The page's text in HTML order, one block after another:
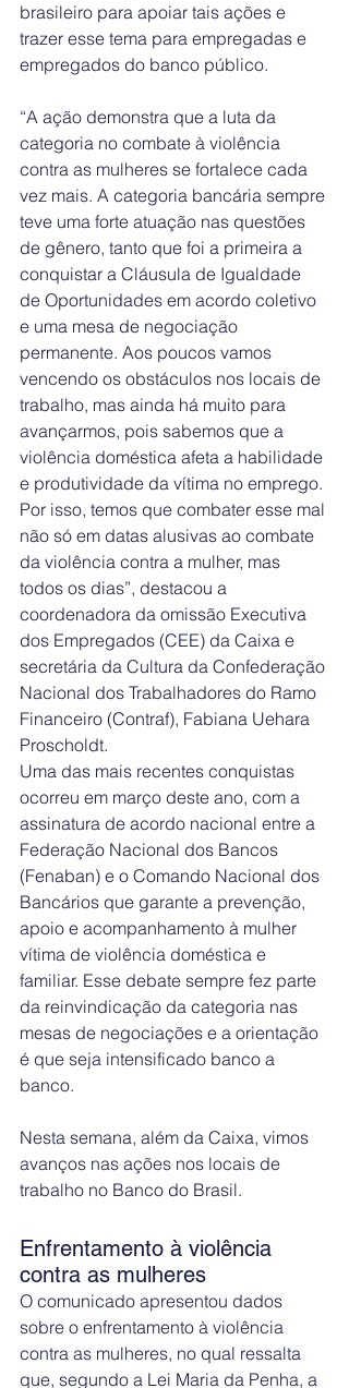
brasileiro para apoiar tais ações e
trazer esse tema para empregadas e
empregados do banco público.
“A ação demonstra que a luta da
categoria no combate à violência
contra as mulheres se fortalece cada
vez mais. A categoria bancária sempre
teve uma forte atuação nas questões
de gênero, tanto que foi a primeira a
conquistar a Cláusula de Igualdade
de Oportunidades em acordo coletivo
e uma mesa de negociação
permanente. Aos poucos vamos
vencendo os obstáculos nos locais de
trabalho, mas ainda há muito para
avançarmos, pois sabemos que a
violência doméstica afeta a habilidade
e produtividade da vítima no emprego.
Por isso, temos que combater esse mal
não só em datas alusivas ao combate
da violência contra a mulher, mas
todos os dias”, destacou a
coordenadora da omissão Executiva
dos Empregados (CEE) da Caixa e
secretária da Cultura da Confederação
Nacional dos Trabalhadores do Ramo
Financeiro (Contraf), Fabiana Uehara
Proscholdt.
Uma das mais recentes conquistas
ocorreu em março deste ano, com a
assinatura de acordo nacional entre a
Federação Nacional dos Bancos
(Fenaban) e o Comando Nacional dos
Bancários que garante a prevenção,
apoio e acompanhamento à mulher
vítima de violência doméstica e
familiar. Esse debate sempre fez parte
da reinvindicação da categoria nas
mesas de negociações e a orientação
é que seja intensificado banco a
banco.
Nesta semana, além da Caixa, vimos
avanços nas ações nos locais de
trabalho no Banco do Brasil.
Enfrentamento à violência
contra as mulheres
O comunicado apresentou dados
sobre o enfrentamento à violência
contra as mulheres, no qual ressalta
que, segundo a Lei Maria da Penha, a